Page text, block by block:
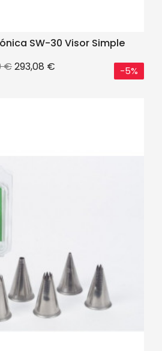
SW-30 Visor Simple
€Precio
293,08 € -5%